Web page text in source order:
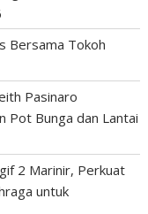
Bersama Tokoh
Pasinaro
Pot Bunga dan Lantai
2 Marinir, Perkuat
untuk